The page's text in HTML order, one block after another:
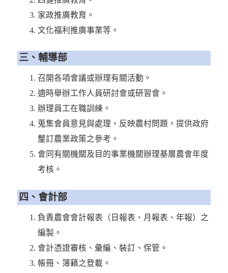
家政推廣教育。
文化福利推廣事業等。
三、輔導部
召開各項會議或辦理有關活動。
適時舉辦工作人員研討會或研習會。
辦理員工在職訓練。
蒐集會員意見與處理，反映農村問題，提供政府
釐訂農業政策之參考。
會同有關機關及目的事業機關辦理基層農會年度
考核。
四、會計部
負責農會會計報表（日報表、月報表、年報）之
編製。
會計憑證審核、彙編、裝訂、保管。
帳冊、簿籍之登載。